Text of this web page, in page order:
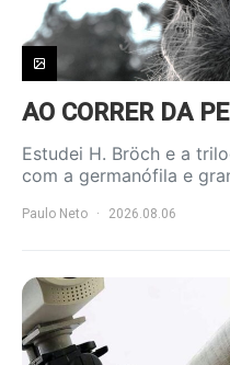
AO CORRER DA
Estudei H. Bröch e a
com a germanófila e
Paulo Neto 2026.08.06